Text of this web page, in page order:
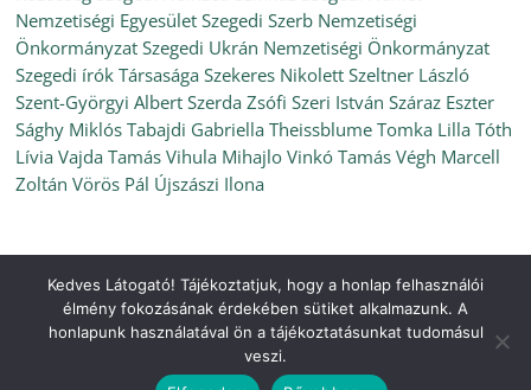
Nemzetiségi Egyesület Szegedi Szerb Nemzetiségi
Önkormányzat Szegedi Ukrán Nemzetiségi Önkormányzat
Szegedi írók Társasága Szekeres Nikolett Szeltner László
Szent-Györgyi Albert Szerda Zsófi Szeri István Száraz Eszter
Sághy Miklós Tabajdi Gabriella Theissblume Tomka Lilla Tóth
Lívia Vajda Tamás Vihula Mihajlo Vinkó Tamás Végh Marcell
Zoltán Vörös Pál Újszászi Ilona
Copyright © 2026Ünnepi Könyvhét Szeged, 2021. szeptember
All rights reserved.
by ThemeGrill. Powered by
Kedves Látogató! Tájékoztatjuk, hogy a honlap felhasználói
élmény fokozásának érdekében sütiket alkalmazunk. A
honlapunk használatával ön a tájékoztatásunkat tudomásul
veszi.